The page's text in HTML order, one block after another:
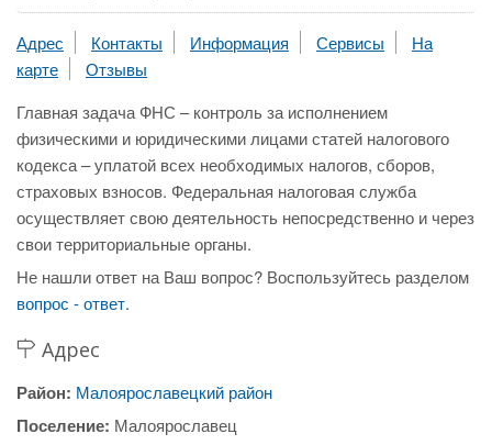
Адрес Контакты Информация Сервисы
На
карте
Отзывы
Главная задача ФНС – контроль за исполнением
физическими и юридическими лицами статей налогового
кодекса – уплатой всех необходимых налогов, сборов,
страховых взносов. Федеральная налоговая служба
осуществляет свою деятельность непосредственно и через
свои территориальные органы.
Не нашли ответ на Ваш вопрос? Воспользуйтесь разделом
вопрос - ответ.
Адрес
Район: Малоярославецкий район
Поселение: Малоярославец